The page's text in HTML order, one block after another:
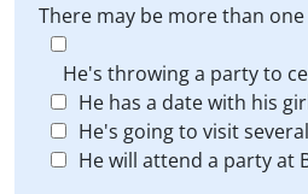
There may be more than
He's throwing a party to
He has a date with his
He's going to visit
He will attend a party at